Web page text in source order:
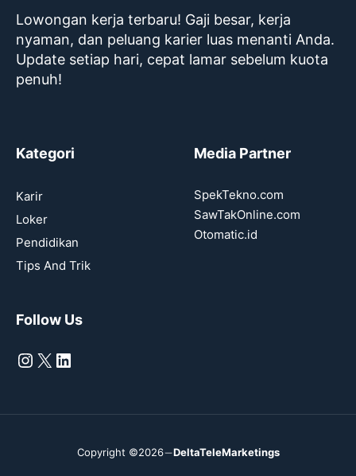
Lowongan kerja terbaru! Gaji besar, kerja
nyaman, dan peluang karier luas menanti Anda.
Update setiap hari, cepat lamar sebelum kuota
penuh!
Kategori
Karir
Loker
Pendidikan
Tips And Trik
Media Partner
SpekTekno.com
SawTakOnline.com
Otomatic.id
Follow Us
Instagram
X LinkedIn
Copyright ©2026 DeltaTeleMarketings